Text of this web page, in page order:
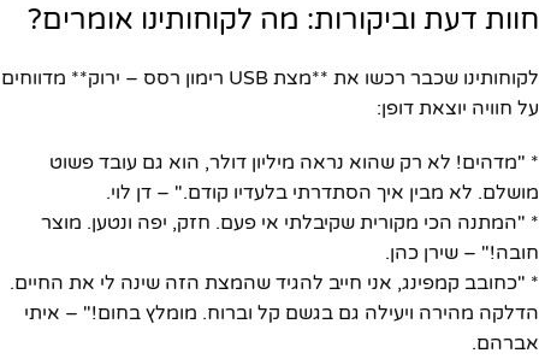
חוות דעת וביקורות: מה לקוחותינו אומרים?
לקוחותינו שכבר רכשו את **מצת USB רימון רסס – ירוק** מדווחים
על חוויה יוצאת דופן:
* "מדהים! לא רק שהוא נראה מיליון דולר, הוא גם עובד פשוט
מושלם. לא מבין איך הסתדרתי בלעדיו קודם." – דן לוי.
* "המתנה הכי מקורית שקיבלתי אי פעם. חזק, יפה ונטען. מוצר
חובה!" – שירן כהן.
* "כחובב קמפינג, אני חייב להגיד שהמצת הזה שינה לי את החיים.
הדלקה מהירה ויעילה גם בגשם קל וברוח. מומלץ בחום!" – איתי
אברהם.